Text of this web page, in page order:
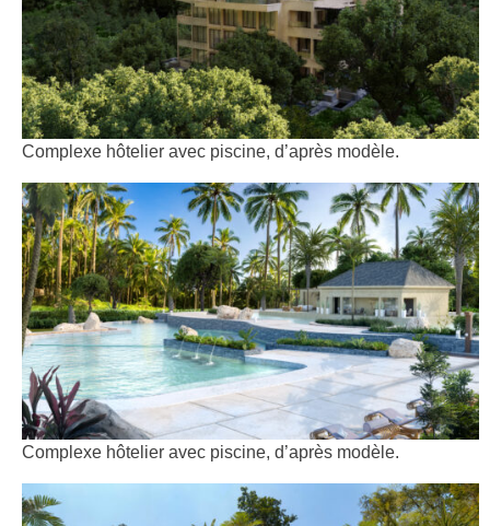
Complexe hôtelier avec piscine, d’après modèle.
Complexe hôtelier avec piscine, d’après modèle.